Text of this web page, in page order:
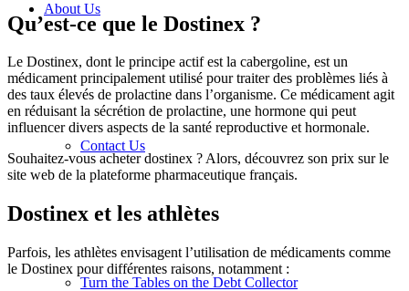
About Us
Contact Us
Turn the Tables on the Debt Collector
Qu’est-ce que le Dostinex ?
Le Dostinex, dont le principe actif est la cabergoline, est un
médicament principalement utilisé pour traiter des problèmes liés à
des taux élevés de prolactine dans l’organisme. Ce médicament agit
en réduisant la sécrétion de prolactine, une hormone qui peut
influencer divers aspects de la santé reproductive et hormonale.
Souhaitez-vous acheter dostinex ? Alors, découvrez son prix sur le
site web de la plateforme pharmaceutique français.
Dostinex et les athlètes
Parfois, les athlètes envisagent l’utilisation de médicaments comme
le Dostinex pour différentes raisons, notamment :